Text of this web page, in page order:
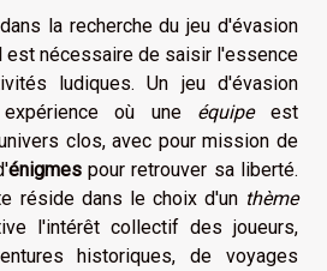
la recherche du jeu d'évasion
est nécessaire de saisir l'essence
ludiques. Un jeu d'évasion
où une équipeest
clos, avec pour mission de
énigmespour retrouver sa liberté.
réside dans le choix d'un thème
l'intérêt collectif des joueurs,
historiques, de voyages